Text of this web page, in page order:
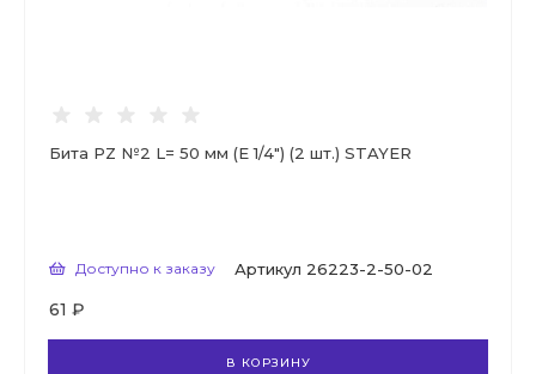
Бита PZ №2 L= 50 мм (Е 1/4") (2 шт.) STAYER
Доступно к заказу Артикул 26223-2-50-02
61 ₽
В КОРЗИНУ